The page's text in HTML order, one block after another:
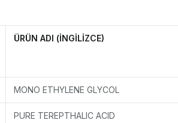
ÜRÜN ADI (İNGİLİZCE)
MONO ETHYLENE GLYCOL
PURE TEREPTHALIC ACID